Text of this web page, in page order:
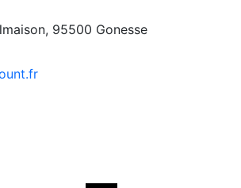
95500 Gonesse